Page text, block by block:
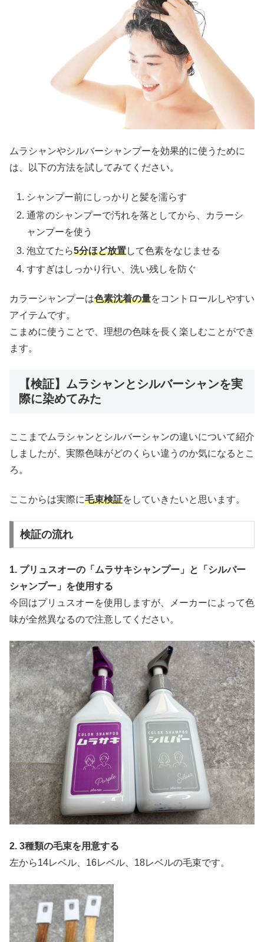
ムラシャンやシルバーシャンプーを効果的に使うために
は、以下の方法を試してみてください。
シャンプー前にしっかりと髪を濡らす
通常のシャンプーで汚れを落としてから、カラーシ
ャンプーを使う
泡立てたら5分ほど放置して色素をなじませる
すすぎはしっかり行い、洗い残しを防ぐ
カラーシャンプーは色素沈着の量をコントロールしやすい
アイテムです。
こまめに使うことで、理想の色味を長く楽しむことができ
ます。
【検証】ムラシャンとシルバーシャンを実
際に染めてみた
ここまでムラシャンとシルバーシャンの違いについて紹介
しましたが、実際色味がどのくらい違うのか気になるとこ
ろ。
ここからは実際に毛束検証をしていきたいと思います。
検証の流れ
1. プリュスオーの「ムラサキシャンプー」と「シルバー
シャンプー」を使用する
今回はプリュスオーを使用しますが、メーカーによって色
味が全然異なるので注意してください。
2. 3種類の毛束を用意する
左から14レベル、16レベル、18レベルの毛束です。